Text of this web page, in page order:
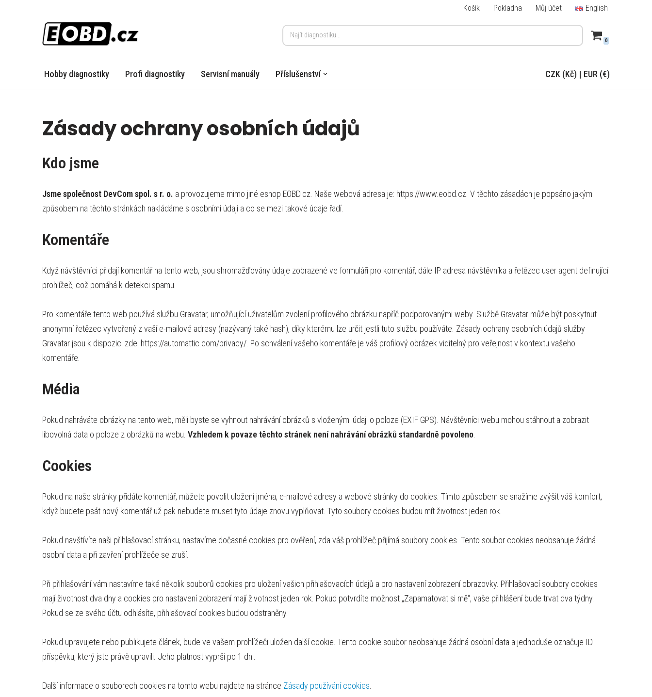
Košík Pokladna Můj účet English
0
Hobby diagnostiky Profi diagnostiky Servisní manuály Příslušenství CZK (Kč) | EUR (€)
Zásady ochrany osobních údajů
Kdo jsme
Jsme společnost DevCom spol. s r. o. a provozujeme mimo jiné eshop EOBD.cz. Naše webová adresa je: https://www.eobd.cz. V těchto zásadách je popsáno jakým
způsobem na těchto stránkách nakládáme s osobními údaji a co se mezi takové údaje řadí.
Komentáře
Když návštěvníci přidají komentář na tento web, jsou shromažďovány údaje zobrazené ve formuláři pro komentář, dále IP adresa návštěvníka a řetězec user agent definující
prohlížeč, což pomáhá k detekci spamu.
Pro komentáře tento web používá službu Gravatar, umožňující uživatelům zvolení profilového obrázku napříč podporovanými weby. Službě Gravatar může být poskytnut
anonymní řetězec vytvořený z vaší e-mailové adresy (nazývaný také hash), díky kterému lze určit jestli tuto službu používáte. Zásady ochrany osobních údajů služby
Gravatar jsou k dispozici zde: https://automattic.com/privacy/. Po schválení vašeho komentáře je váš profilový obrázek viditelný pro veřejnost v kontextu vašeho
komentáře.
Média
Pokud nahráváte obrázky na tento web, měli byste se vyhnout nahrávání obrázků s vloženými údaji o poloze (EXIF GPS). Návštěvníci webu mohou stáhnout a zobrazit
libovolná data o poloze z obrázků na webu. Vzhledem k povaze těchto stránek není nahrávání obrázků standardně povoleno
Cookies
Pokud na naše stránky přidáte komentář, můžete povolit uložení jména, e-mailové adresy a webové stránky do cookies. Tímto způsobem se snažíme zvýšit váš komfort,
když budete psát nový komentář už pak nebudete muset tyto údaje znovu vyplňovat. Tyto soubory cookies budou mít životnost jeden rok.
Pokud navštívíte naši přihlašovací stránku, nastavíme dočasné cookies pro ověření, zda váš prohlížeč přijímá soubory cookies. Tento soubor cookies neobsahuje žádná
osobní data a při zavření prohlížeče se zruší.
Při přihlašování vám nastavíme také několik souborů cookies pro uložení vašich přihlašovacích údajů a pro nastavení zobrazení obrazovky. Přihlašovací soubory cookies
mají životnost dva dny a cookies pro nastavení zobrazení mají životnost jeden rok. Pokud potvrdíte možnost „Zapamatovat si mě“, vaše přihlášení bude trvat dva týdny.
Pokud se ze svého účtu odhlásíte, přihlašovací cookies budou odstraněny.
Pokud upravujete nebo publikujete článek, bude ve vašem prohlížeči uložen další cookie. Tento cookie soubor neobsahuje žádná osobní data a jednoduše označuje ID
příspěvku, který jste právě upravili. Jeho platnost vyprší po 1 dni.
Další informace o souborech cookies na tomto webu najdete na stránce Zásady používání cookies